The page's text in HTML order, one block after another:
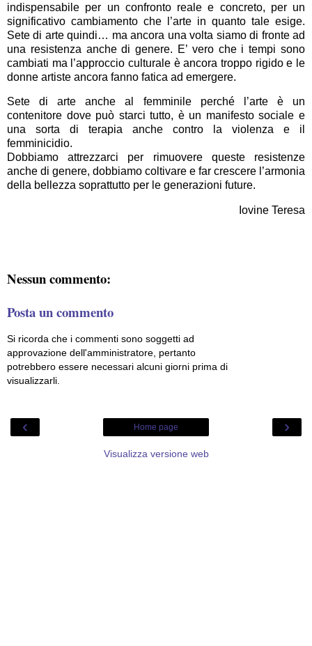
indispensabile per un confronto reale e concreto, per un
significativo cambiamento che l’arte in quanto tale esige.
Sete di arte quindi… ma ancora una volta siamo di fronte ad
una resistenza anche di genere. E’ vero che i tempi sono
cambiati ma l’approccio culturale è ancora troppo rigido e le
donne artiste ancora fanno fatica ad emergere.
Sete di arte anche al femminile perché l’arte è un
contenitore dove può starci tutto, è un manifesto sociale e
una sorta di terapia anche contro la violenza e il
femminicidio.
Dobbiamo attrezzarci per rimuovere queste resistenze
anche di genere, dobbiamo coltivare e far crescere l’armonia
della bellezza soprattutto per le generazioni future.
Iovine Teresa
Nessun commento:
Posta un commento
Si ricorda che i commenti sono soggetti ad
approvazione dell'amministratore, pertanto
potrebbero essere necessari alcuni giorni prima di
visualizzarli.
‹ ›
Home page
Visualizza versione web